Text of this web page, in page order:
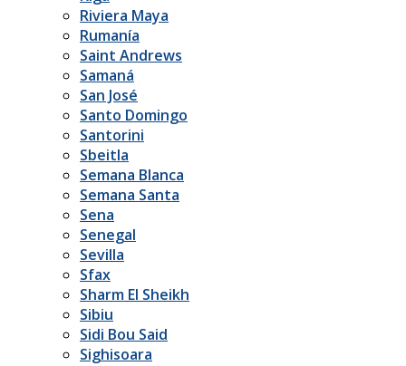
Riviera Maya
Rumanía
Saint Andrews
Samaná
San José
Santo Domingo
Santorini
Sbeitla
Semana Blanca
Semana Santa
Sena
Senegal
Sevilla
Sfax
Sharm El Sheikh
Sibiu
Sidi Bou Said
Sighisoara